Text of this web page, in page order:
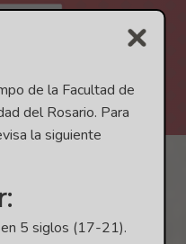
de la Facultad de
del Rosario. Para
la siguiente
5 siglos (17-21).